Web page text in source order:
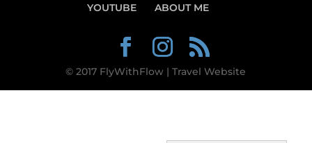
YOUTUBE
ABOUT ME
© 2017 FlyWithFlow | Travel Website